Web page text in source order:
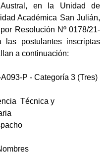
Austral, en la Unidad de
Académica San Julián,
Resolución Nº 0178/21-
las postulantes inscriptas
a continuación:
P - Categoría 3 (Tres)
Técnica y